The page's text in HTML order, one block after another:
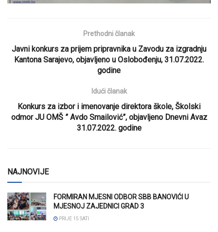
Prethodni članak
Javni konkurs za prijem pripravnika u Zavodu za izgradnju
Kantona Sarajevo, objavljeno u Oslobođenju, 31.07.2022.
godine
Idući članak
Konkurs za izbor i imenovanje direktora škole, Školski
odmor JU OMŠ ” Avdo Smailović”, objavljeno Dnevni Avaz
31.07.2022. godine
NAJNOVIJE
FORMIRAN MJESNI ODBOR SBB BANOVIĆI U
MJESNOJ ZAJEDNICI GRAD 3
PRIJE 15 SATI